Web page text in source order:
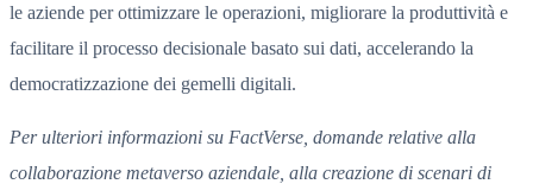
le aziende per ottimizzare le operazioni, migliorare la produttività e
facilitare il processo decisionale basato sui dati, accelerando la
democratizzazione dei gemelli digitali.
Per ulteriori informazioni su FactVerse, domande relative alla
collaborazione metaverso aziendale, alla creazione di scenari di